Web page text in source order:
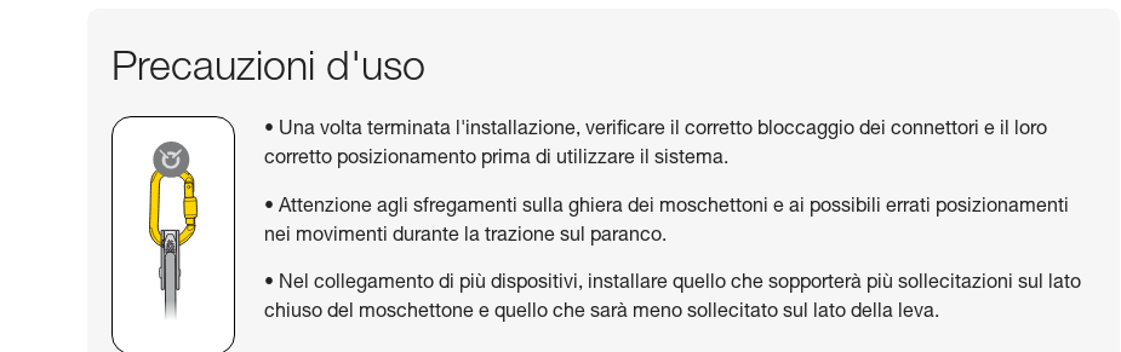
Precauzioni d'uso
• Una volta terminata l'installazione, verificare il corretto bloccaggio dei connettori e il loro
corretto posizionamento prima di utilizzare il sistema.
• Attenzione agli sfregamenti sulla ghiera dei moschettoni e ai possibili errati posizionamenti
nei movimenti durante la trazione sul paranco.
• Nel collegamento di più dispositivi, installare quello che sopporterà più sollecitazioni sul lato
chiuso del moschettone e quello che sarà meno sollecitato sul lato della leva.